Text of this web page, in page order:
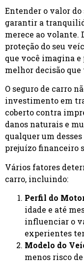
Entender o valor
garantir a
merece ao volante.
proteção do seu
que você imagina e
melhor decisão que
O seguro de carro
investimento em
coberto contra
danos naturais e
qualquer um
prejuízo financeiro
Vários fatores
carro, incluindo:
Perfil do
idade e até
influenciar o
experientes
Modelo do
menos risco